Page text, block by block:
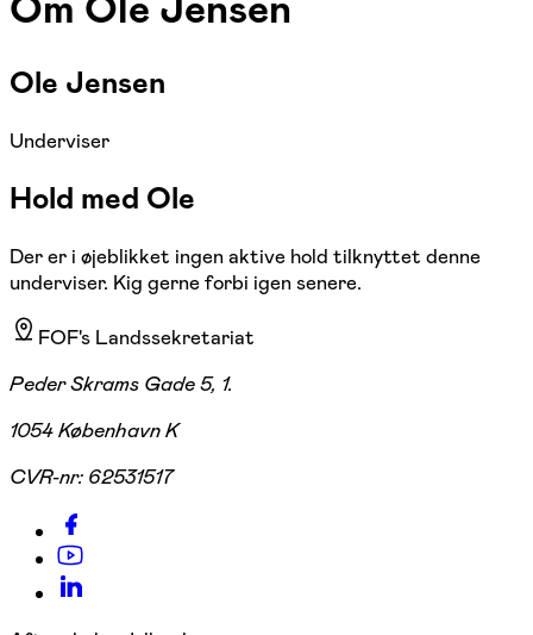
Ole Jensen
Underviser
Hold med Ole
Der er i øjeblikket ingen aktive hold tilknyttet denne
underviser. Kig gerne forbi igen senere.
FOF's Landssekretariat
Peder Skrams Gade 5, 1.
1054 København K
CVR-nr: 62531517